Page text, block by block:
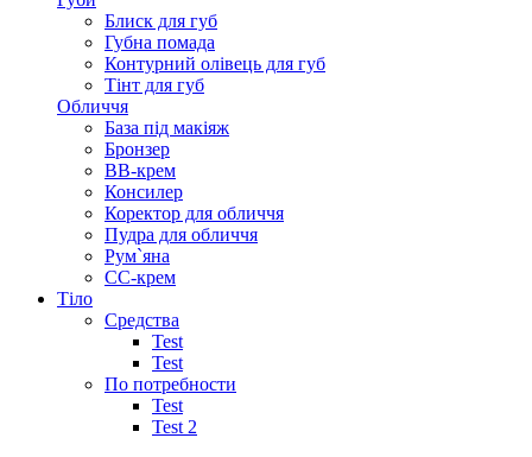
Блиск для губ
Губна помада
Контурний олівець для губ
Тінт для губ
Обличчя
База під макіяж
Бронзер
ВВ-крем
Консилер
Коректор для обличчя
Пудра для обличчя
Рум`яна
СС-крем
Тіло
Средства
Test
Test
По потребности
Test
Test 2